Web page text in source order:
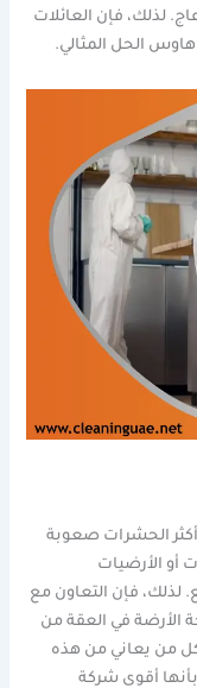
لذلك، فإن العائلات
الحل المثالي.
أكثر الحشرات صعوبة
أو الأرضيات
لذلك، فإن التعاون مع
الأرضة في العقة من
من يعاني من هذه
أقوى شركة